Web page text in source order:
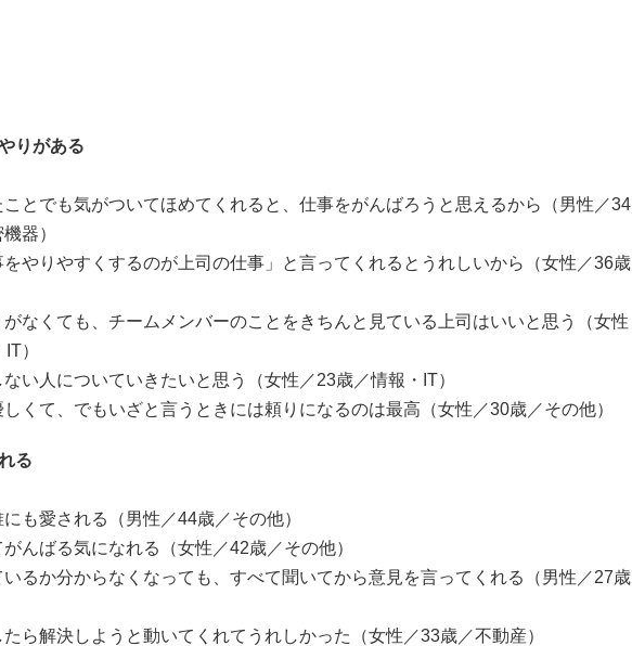
りがある
ことでも気がついてほめてくれると、仕事をがんばろうと思えるから（男性／34
器）
をやりやすくするのが上司の仕事」と言ってくれるとうれしいから（女性／36歳
がなくても、チームメンバーのことをきちんと見ている上司はいいと思う（女性
）
ない人についていきたいと思う（女性／23歳／情報・IT）
しくて、でもいざと言うときには頼りになるのは最高（女性／30歳／その他）
る
にも愛される（男性／44歳／その他）
がんばる気になれる（女性／42歳／その他）
いるか分からなくなっても、すべて聞いてから意見を言ってくれる（男性／27歳
たら解決しようと動いてくれてうれしかった（女性／33歳／不動産）